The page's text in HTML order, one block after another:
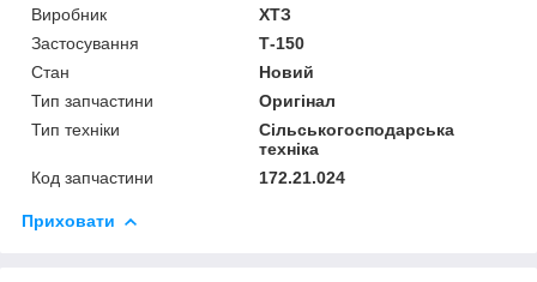
Виробник
ХТЗ
Застосування
Т-150
Стан
Новий
Тип запчастини
Оригінал
Тип техніки
Сільськогосподарська
техніка
Код запчастини
172.21.024
Приховати